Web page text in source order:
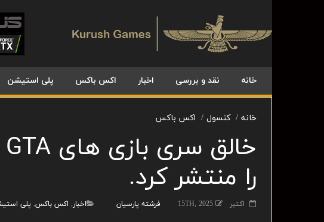
خانه نقد و بررسی اخبار اکس باکس پلی استیشن
خانه کنسول اکس باکس
را منتشر کرد.
اکتبر 15TH, 2025 فرشته پارسیان اخبار, اکس باکس, پلی